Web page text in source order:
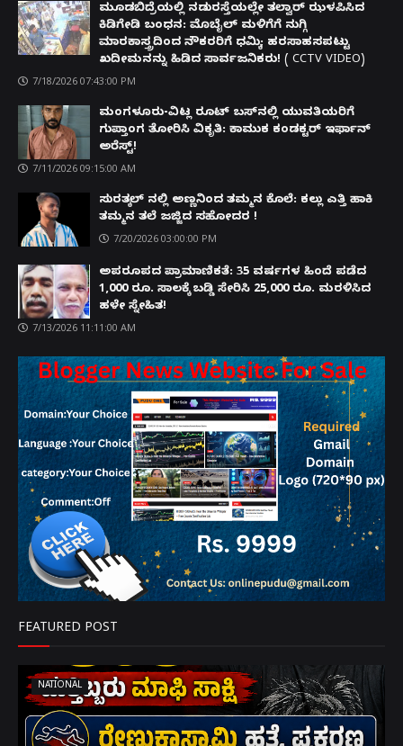
ಮೂಡಬಿದ್ರೆಯಲ್ಲಿ ನಡುರಸ್ತೆಯಲ್ಲೇ ತಲ್ವಾರ್ ಝಳಪಿಸಿದ
ಕಿಡಿಗೇಡಿ ಬಂಧನ: ಮೊಬೈಲ್ ಮಳಿಗೆಗೆ ನುಗ್ಗಿ
ಮಾರಕಾಸ್ತ್ರದಿಂದ ನೌಕರರಿಗೆ ಧಮ್ಕಿ; ಹರಸಾಹಸಪಟ್ಟು
ಖದೀಮನನ್ನು ಹಿಡಿದ ಸಾರ್ವಜನಿಕರು! ( CCTV VIDEO)
7/18/2026 07:43:00 PM
ಮಂಗಳೂರು-ವಿಟ್ಲ ರೂಟ್ ಬಸ್‌ನಲ್ಲಿ ಯುವತಿಯರಿಗೆ
ಗುಪ್ತಾಂಗ ತೋರಿಸಿ ವಿಕೃತಿ: ಕಾಮುಕ ಕಂಡಕ್ಟರ್ ಇರ್ಫಾನ್
ಅರೆಸ್ಟ್!
7/11/2026 09:15:00 AM
ಸುರತ್ಕಲ್ ನಲ್ಲಿ ಅಣ್ಣನಿಂದ ತಮ್ಮನ ಕೊಲೆ: ಕಲ್ಲು ಎತ್ತಿ ಹಾಕಿ
ತಮ್ಮನ ತಲೆ ಜಜ್ಜಿದ ಸಹೋದರ !
7/20/2026 03:00:00 PM
ಅಪರೂಪದ ಪ್ರಾಮಾಣಿಕತೆ: 35 ವರ್ಷಗಳ ಹಿಂದೆ ಪಡೆದ
1,000 ರೂ. ಸಾಲಕ್ಕೆ ಬಡ್ಡಿ ಸೇರಿಸಿ 25,000 ರೂ. ಮರಳಿಸಿದ
ಹಳೇ ಸ್ನೇಹಿತ!
7/13/2026 11:11:00 AM
FEATURED POST
NATIONAL